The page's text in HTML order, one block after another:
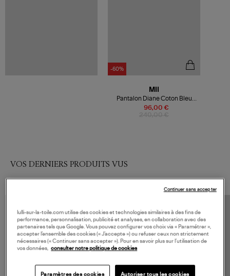
-60%
96,00 €
MII
Pantalon Diane Coton Bleu
Indigo
VOS DERNIERS PRODUITS VUS
lulli-sur-la-toile.com utilise des cookies et technologies similaires à des fins de
performance, personnalisation, publicité et analyses, en collaboration avec des
partenaires tels que Google. Vous pouvez configurer vos choix via « Paramétrer »,
accepter l’ensemble des cookies (« J’accepte ») ou refuser ceux non strictement
nécessaires (« Continuer sans accepter »). Pour en savoir plus sur l’utilisation de
vos données, consulter notre politique de cookies
Paramètres des cookies Autoriser tous les cookies
Continuer sans accepter